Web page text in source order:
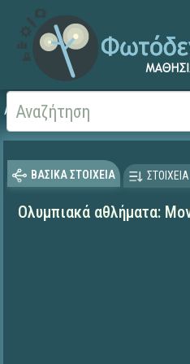
Αρχική
ΒΑΣΙΚΑ ΣΤΟΙΧΕΙΑ
Ολυμπιακά αθλήματα: